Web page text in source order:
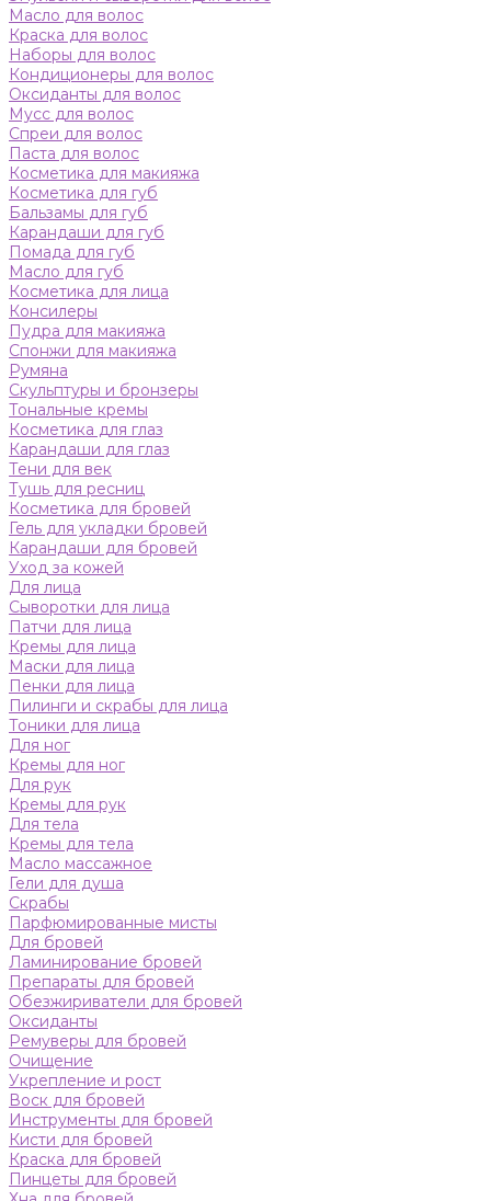
Масло для волос
Краска для волос
Наборы для волос
Кондиционеры для волос
Оксиданты для волос
Мусс для волос
Спреи для волос
Паста для волос
Косметика для макияжа
Косметика для губ
Бальзамы для губ
Карандаши для губ
Помада для губ
Масло для губ
Косметика для лица
Консилеры
Пудра для макияжа
Спонжи для макияжа
Румяна
Скульптуры и бронзеры
Тональные кремы
Косметика для глаз
Карандаши для глаз
Тени для век
Тушь для ресниц
Косметика для бровей
Гель для укладки бровей
Карандаши для бровей
Уход за кожей
Для лица
Сыворотки для лица
Патчи для лица
Кремы для лица
Маски для лица
Пенки для лица
Пилинги и скрабы для лица
Тоники для лица
Для ног
Кремы для ног
Для рук
Кремы для рук
Для тела
Кремы для тела
Масло массажное
Гели для душа
Скрабы
Парфюмированные мисты
Для бровей
Ламинирование бровей
Препараты для бровей
Обезжириватели для бровей
Оксиданты
Ремуверы для бровей
Очищение
Укрепление и рост
Воск для бровей
Инструменты для бровей
Кисти для бровей
Краска для бровей
Пинцеты для бровей